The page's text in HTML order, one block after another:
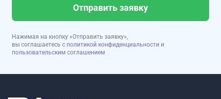
Отправить заявку
Нажимая на кнопку «Отправить заявку»,
вы соглашаетесь с политикой конфиденциальности и
пользовательским соглашением